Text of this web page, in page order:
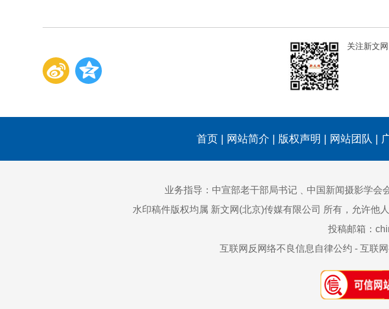
关注新文网
首页 网站简介 版权声明 网站团队
业务指导：中宣部老干部局书记﹑中国新闻摄影学会
水印稿件版权均属 新文网(北京)传媒有限公司 所有，允许他
投稿邮箱：
互联网反网络不良信息自律公约 - 互联